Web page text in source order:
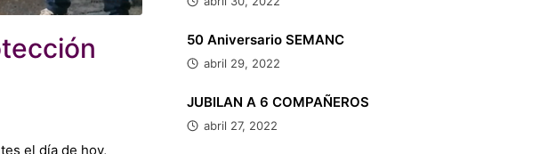
el día de hoy,
50 Aniversario SEMANC
abril 29, 2022
JUBILAN A 6 COMPAÑEROS
abril 27, 2022